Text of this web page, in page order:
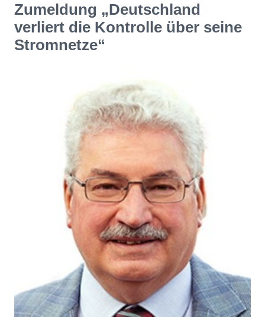
Zumeldung „Deutschland
verliert die Kontrolle über seine
Stromnetze“